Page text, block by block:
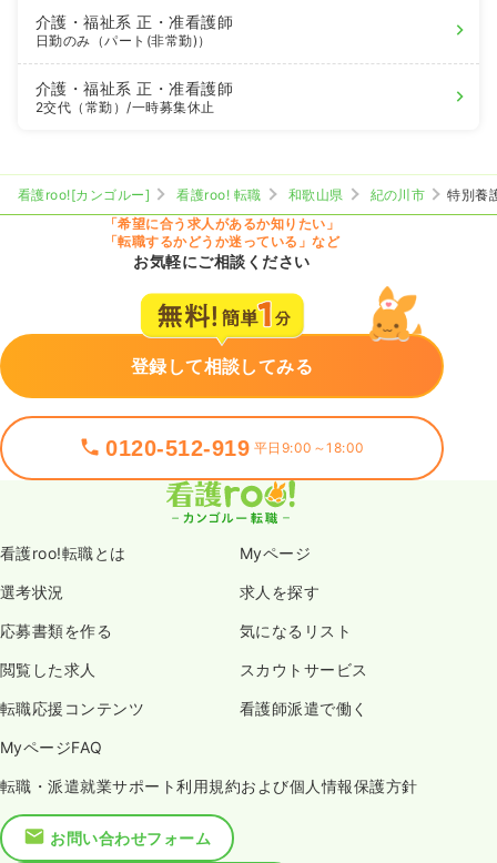
介護・福祉系正・准看護師
日勤のみ（パート(非常勤)）
介護・福祉系正・准看護師
2交代（常勤） /一時募集休止
看護roo![カンゴルー] 看護roo! 転職 和歌山県 紀の川市
特別養
「希望に合う求人があるか知りたい」
「転職するかどうか迷っている」など
お気軽にご相談ください
登録して相談してみる
0120-512-919 平日9:00～18:00
看護roo!転職とは Myページ
選考状況 求人を探す
応募書類を作る 気になるリスト
閲覧した求人 スカウトサービス
転職応援コンテンツ 看護師派遣で働く
MyページFAQ
転職・派遣就業サポート利用規約および個人情報保護方針
お問い合わせフォーム